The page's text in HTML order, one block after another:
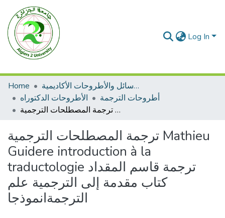
Log In
Home
الرسائل والأطروحات الأكاديمية
الأطروحات الدكتوراه
أطروحات الترجمة
ترجمة المصطلحات الترجمية Mathieu Guidere introduction à la traductologie ترجمة قاسم المقداد كتاب مقدمة إلى الترجمية علم الترجمةانموذجا
ترجمة المصطلحات الترجمية Mathieu
Guidere introduction à la
traductologie ترجمة قاسم المقداد
كتاب مقدمة إلى الترجمية علم
الترجمةانموذجا